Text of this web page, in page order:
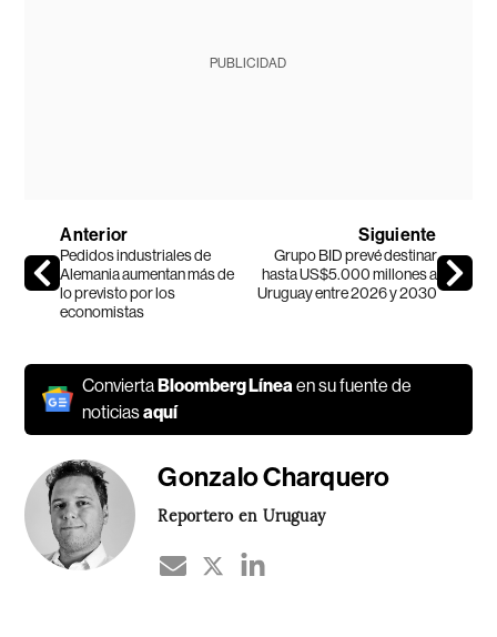
PUBLICIDAD
Anterior
Pedidos industriales de
Alemania aumentan más de
lo previsto por los
economistas
Siguiente
Grupo BID prevé destinar
hasta US$5.000 millones a
Uruguay entre 2026 y 2030
ConviertaBloomberg Línea en su fuente de
noticiasaquí
Gonzalo Charquero
Reportero en Uruguay